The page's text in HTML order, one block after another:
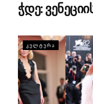
ჭდე:
ᲙᲣᲚᲢᲣᲠᲐ